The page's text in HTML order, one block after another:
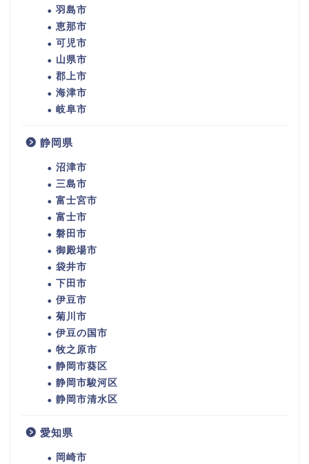
羽島市
恵那市
可児市
山県市
郡上市
海津市
岐阜市
静岡県
沼津市
三島市
富士宮市
富士市
磐田市
御殿場市
袋井市
下田市
伊豆市
菊川市
伊豆の国市
牧之原市
静岡市葵区
静岡市駿河区
静岡市清水区
愛知県
岡崎市